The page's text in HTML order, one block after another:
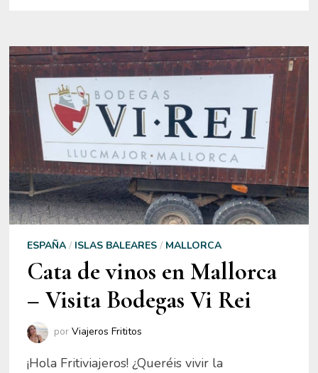
ESPAÑA/ ISLAS BALEARES/ MALLORCA
Cata de vinos en Mallorca
– Visita Bodegas Vi Rei
por Viajeros Frititos
¡Hola Fritiviajeros! ¿Queréis vivir la